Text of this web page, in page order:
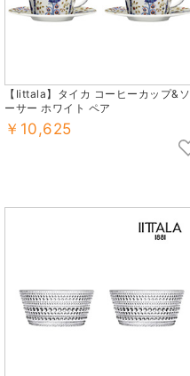
【Iittala】タイカ コーヒーカップ&ソ
ーサー ホワイト ペア
￥10,625